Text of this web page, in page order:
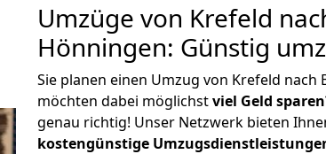
Umzüge von Krefeld
Hönningen: Günstig
Sie planen einen Umzug von Krefeld nach
möchten dabei möglichstviel Geld
genau richtig! Unser Netzwerk bieten
kostengünstige